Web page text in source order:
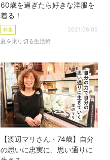
60歳を過ぎたら好きな洋服を
着る！
特集
夏を乗り切る生活術
2021.08.05
【渡辺マリさん・74歳】自分
の思いに忠実に、思い通りに